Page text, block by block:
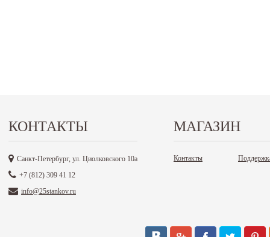
КОНТАКТЫ
Санкт-Петербург, ул. Циолковского 10а
+7 (812) 309 41 12
info@25stankov.ru
МАГАЗИН
Контакты